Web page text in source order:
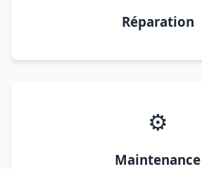
Réparation
⚙️
Maintenance